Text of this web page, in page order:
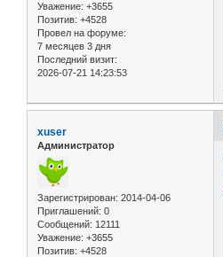
Уважение: +3655
Позитив: +4528
Провел на форуме:
7 месяцев 3 дня
Последний визит:
2026-07-21 14:23:53
xuser
Администратор
Зарегистрирован: 2014-04-06
Приглашений: 0
Сообщений: 12111
Уважение: +3655
Позитив: +4528